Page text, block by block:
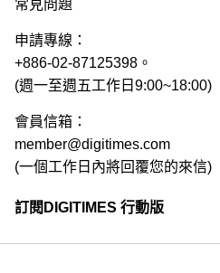
常見問題
申請專線：
+886-02-87125398。
(週一至週五工作日9:00~18:00)
會員信箱：
member@digitimes.com
(一個工作日內將回覆您的來信)
訂閱DIGITIMES 行動版